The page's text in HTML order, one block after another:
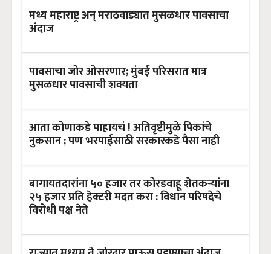
मध्य महाराष्ट्र अन् मराठवाड्यात मुसळधार पावसाचा
अंदाज
पावसाचा जोर ओसरणार; मुंबई परिसरात मात्र
मुसळधार पावसाची शक्यता
आता कोणाकडे पाहायचं ! अतिवृष्टीमुळे पिकांचे
नुकसान ; पण भरपाईसाठी सरकारकडे पैसा नाही
बागायतदारांना ५० हजार तर कोरडवाहू शेतकऱ्यांना
२५ हजार प्रति हेक्टरी मदत करा : विधान परिषदेचे
विरोधी पक्ष नेते